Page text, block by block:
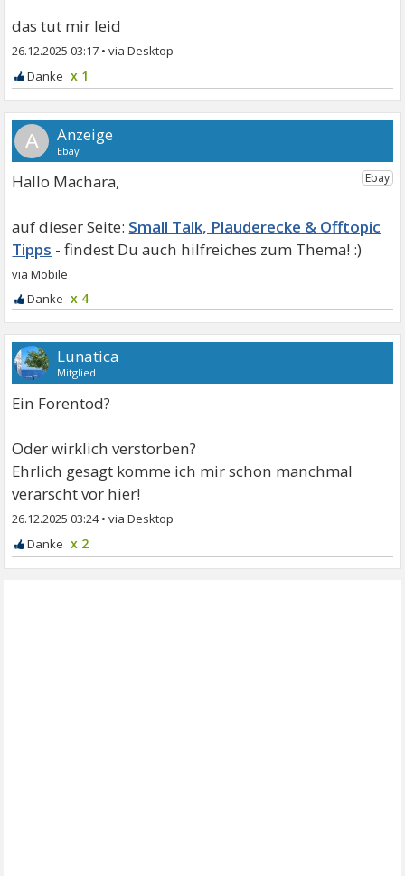
das tut mir leid
26.12.2025 03:17 •
x 1
A
Hallo Machara,
Small Talk, Plauderecke & Offtopic
Tipps
x 4
Lunatica
Mitglied
Ein Forentod?
Oder wirklich verstorben?
Ehrlich gesagt komme ich mir schon manchmal
verarscht vor hier!
26.12.2025 03:24•
x 2